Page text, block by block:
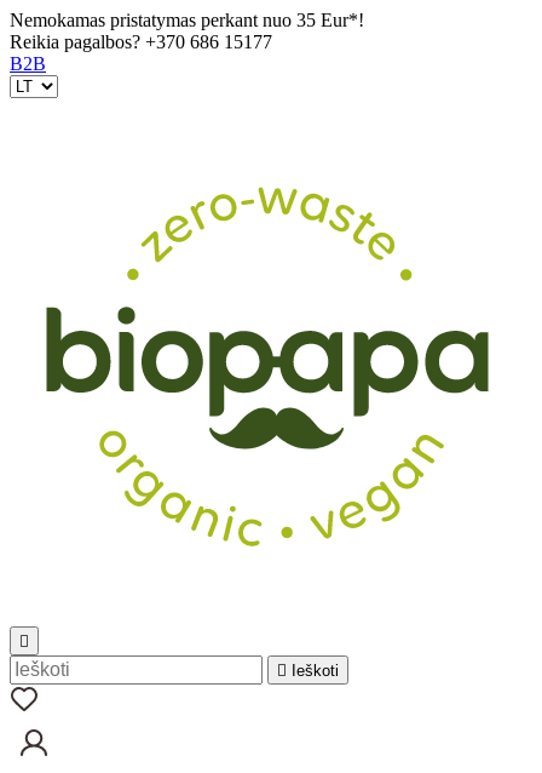
Nemokamas pristatymas perkant nuo 35 Eur*!
Reikia pagalbos? +370 686 15177
B2B


Ieškoti